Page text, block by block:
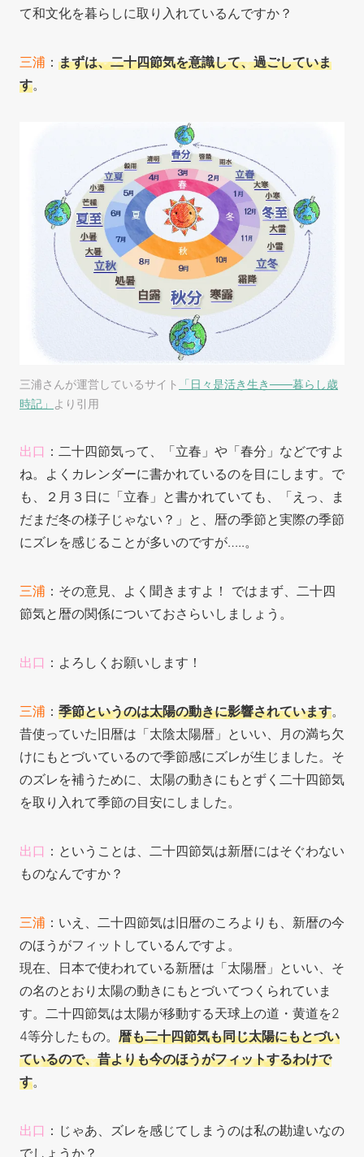
て和文化を暮らしに取り入れているんですか？
三浦 ： まずは、二十四節気を意識して、過ごしていま
す。
三浦さんが運営しているサイト
「日々是活き生き——暮らし歳
時記」 より引用
出口 ：二十四節気って、「立春」や「春分」などですよ
ね。よくカレンダーに書かれているのを目にします。で
も、２月３日に「立春」と書かれていても 、「えっ、ま
だまだ冬の様子じゃない？」と、暦の季節と実際の季節
にズレを感じることが多いのですが…..。
三浦 ：その意見、よく聞きますよ！ ではまず、二十四
節気と暦の関係についておさらいしましょう。
出口 ：よろしくお願いします！
三浦 ： 季節というのは太陽の動きに影響されています。
昔使っていた旧暦は「太陰太陽暦」といい、月の満ち欠
けにもとづいているので季節感にズレが生じました。そ
のズレを補うために、太陽の動きにもとずく二十四節気
を取り入れて季節の目安にしました。
出口 ：ということは、二十四節気は新暦にはそぐわない
ものなんですか？
三浦 ：いえ、二十四節気は旧暦のころよりも、新暦の今
のほうがフィットしているんですよ。
現在、日本で使われている新暦は「太陽暦」といい、そ
の名のとおり太陽の動きにもとづいてつくられていま
す。二十四節気は太陽が移動する天球上の道・黄道を2
4等分したもの。 暦も二十四節気も同じ太陽にもとづい
ているので、昔よりも今のほうがフィットするわけで
す。
出口 ：じゃあ、ズレを感じてしまうのは私の勘違いなの
でしょうか？